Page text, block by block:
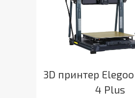
3D принтер
4 Plus